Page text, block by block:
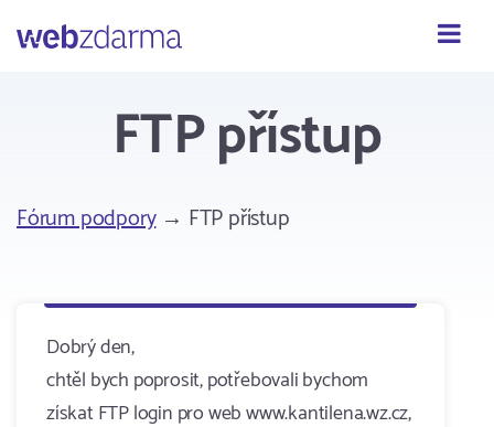
Webzdarma
FTP přístup
Fórum podpory→ FTP přístup
Dobrý den,
chtěl bych poprosit, potřebovali bychom
získat FTP login pro web www.kantilena.wz.cz,